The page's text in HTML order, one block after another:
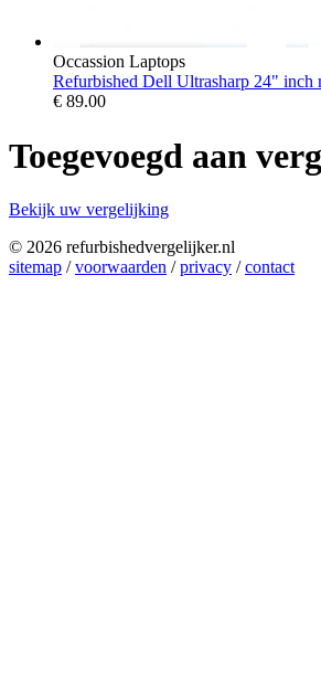
Occassion Laptops
Refurbished Dell Ultrasharp 24" inch
€ 89.00
Toegevoegd aan
Bekijk uw vergelijking
© 2026 refurbishedvergelijker.nl
sitemap /voorwaarden /privacy /contact